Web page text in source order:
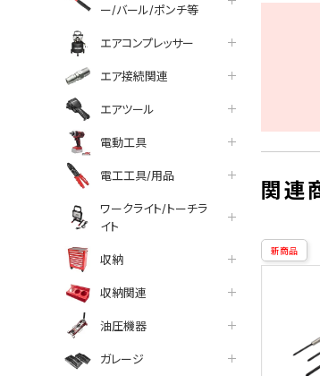
ー/バール/ポンチ等
エアコンプレッサー
エア接続関連
エアツール
電動工具
電工工具/用品
ワークライト/トーチラ
イト
収納
収納関連
油圧機器
ガレージ
関連
新商品